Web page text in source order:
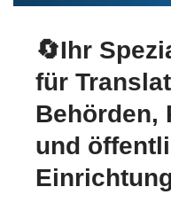
🔄Ihr
für
Behörden,
und